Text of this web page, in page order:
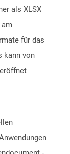
als XLSX
für das
kann von